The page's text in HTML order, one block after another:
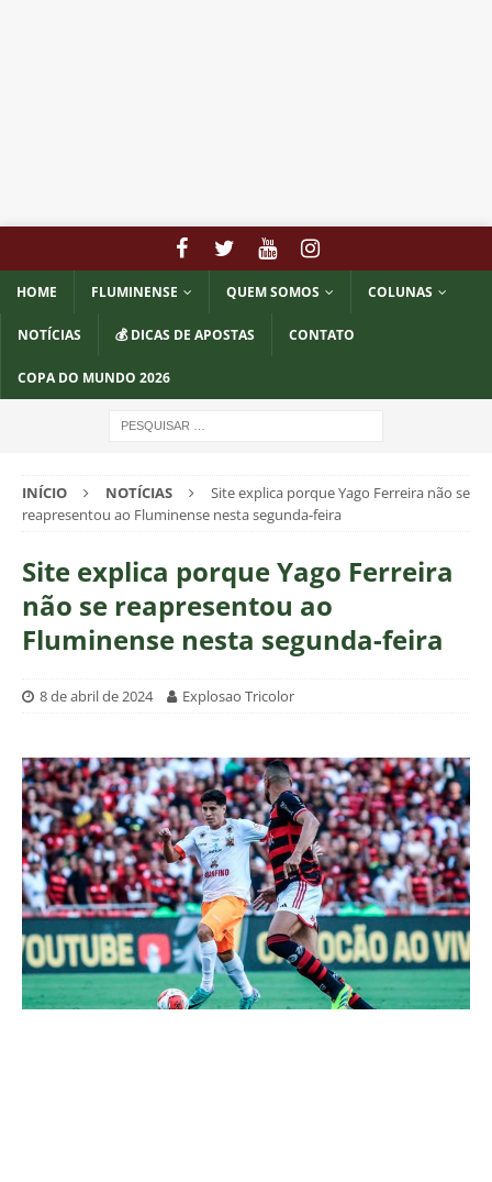
HOME FLUMINENSE QUEM SOMOS COLUNAS
NOTÍCIAS 💰 DICAS DE APOSTAS CONTATO
COPA DO MUNDO 2026
INÍCIO NOTÍCIAS
Site explica porque Yago Ferreira não se
reapresentou ao Fluminense nesta segunda-feira
Site explica porque Yago Ferreira
não se reapresentou ao
Fluminense nesta segunda-feira
8 de abril de 2024 Explosao Tricolor